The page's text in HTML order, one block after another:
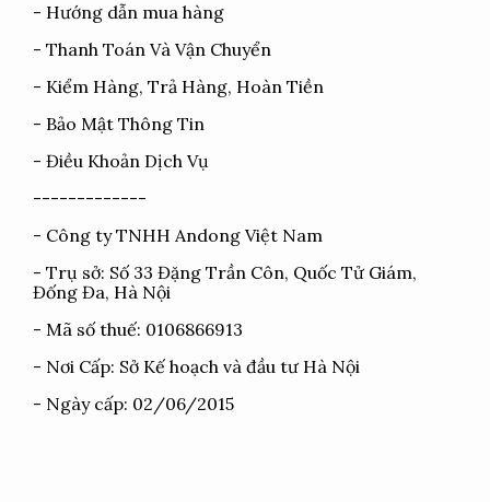
- Hướng dẫn mua hàng
- Thanh Toán Và Vận Chuyển
- Kiểm Hàng, Trả Hàng, Hoàn Tiền
- Bảo Mật Thông Tin
- Điều Khoản Dịch Vụ
-------------
- Công ty TNHH Andong Việt Nam
- Trụ sở: Số 33 Đặng Trần Côn, Quốc Tử Giám,
Đống Đa, Hà Nội
- Mã số thuế: 0106866913
- Nơi Cấp: Sở Kế hoạch và đầu tư Hà Nội
- Ngày cấp: 02/06/2015